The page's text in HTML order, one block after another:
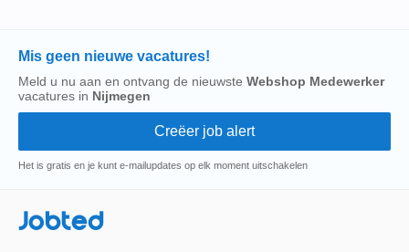
Mis geen nieuwe vacatures!
Meld u nu aan en ontvang de nieuwste Webshop Medewerker
vacatures in Nijmegen
Het is gratis en je kunt e-mailupdates op elk moment uitschakelen
Jobted